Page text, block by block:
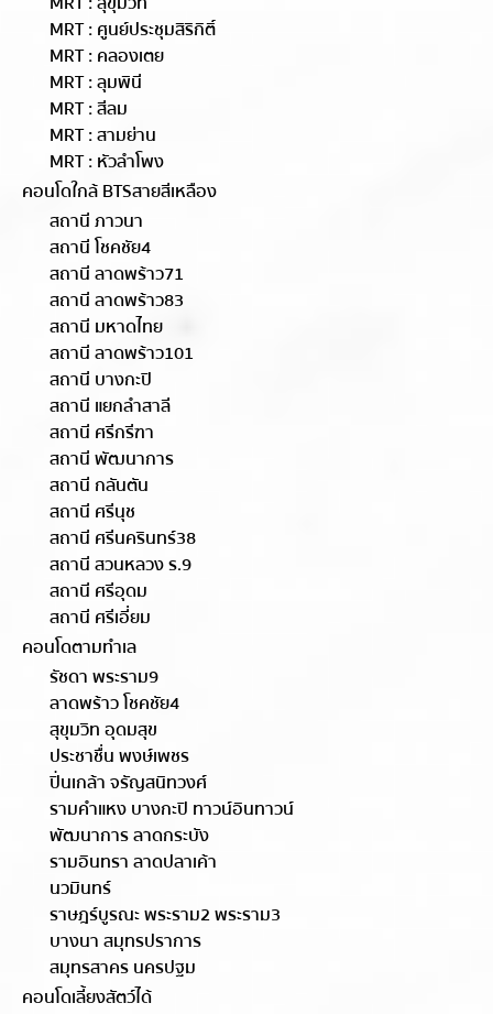
MRT : ศูนย์ประชุมสิริกิติ์
MRT : คลองเตย
MRT : ลุมพินี
MRT : สีลม
MRT : สามย่าน
MRT : หัวลำโพง
คอนโดใกล้ BTSสายสีเหลือง
สถานี ภาวนา
สถานี โชคชัย4
สถานี ลาดพร้าว71
สถานี ลาดพร้าว83
สถานี มหาดไทย
สถานี ลาดพร้าว101
สถานี บางกะปิ
สถานี แยกลำสาลี
สถานี ศรีกรีฑา
สถานี พัฒนาการ
สถานี กลันตัน
สถานี ศรีนุช
สถานี ศรีนครินทร์38
สถานี สวนหลวง ร.9
สถานี ศรีอุดม
สถานี ศรีเอี่ยม
คอนโดตามทำเล
รัชดา พระราม9
ลาดพร้าว โชคชัย4
สุขุมวิท อุดมสุข
ประชาชื่น พงษ์เพชร
ปิ่นเกล้า จรัญสนิทวงศ์
รามคำแหง บางกะปิ ทาวน์อินทาวน์
พัฒนาการ ลาดกระบัง
รามอินทรา ลาดปลาเค้า
นวมินทร์
ราษฎร์บูรณะ พระราม2 พระราม3
บางนา สมุทรปราการ
สมุทรสาคร นครปฐม
คอนโดเลี้ยงสัตว์ได้